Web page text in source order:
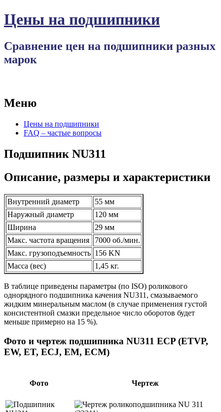
Цены на подшипники
Сравнение цен на подшипники разных
марок
Меню
ПерейтиЦены на подшипники
FAQ – частые вопросы
Подшипник NU311
Описание, размеры и характеристики
Внутренний диаметр
55 мм
Наружный диаметр
120 мм
Ширина
29 мм
Макс. частота вращения
7000 об./мин.
Макс. грузоподъемность 156 KN
Масса (вес)
1,45 кг.
В таблице приведены параметры (по ISO) роликового
однорядного подшипника качения NU311, смазываемого
жидким минеральным маслом (в случае применения густой
консистентной смазки предельное число оборотов будет
меньше примерно на 15 %).
Фото и чертеж подшипника NU311 ECP (ETVP,
EW, ET, ECJ, EM, ECM)
Фото Чертеж